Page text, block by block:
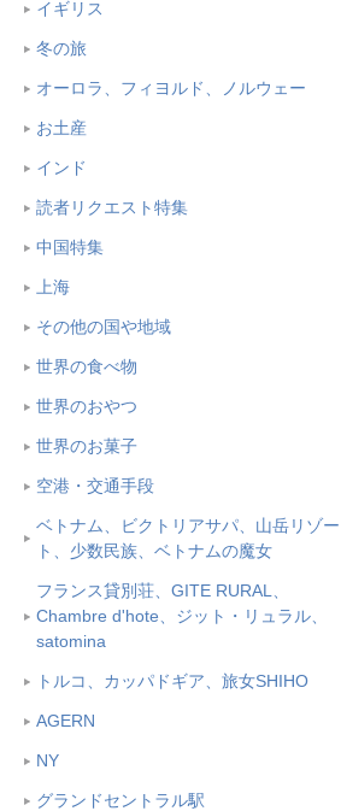
イギリス
冬の旅
オーロラ、フィヨルド、ノルウェー
お土産
インド
読者リクエスト特集
中国特集
上海
その他の国や地域
世界の食べ物
世界のおやつ
世界のお菓子
空港・交通手段
ベトナム、ビクトリアサパ、山岳リゾー
ト、少数民族、ベトナムの魔女
フランス貸別荘、GITE RURAL、
Chambre d'hote、ジット・リュラル、
satomina
トルコ、カッパドギア、旅女SHIHO
AGERN
NY
グランドセントラル駅